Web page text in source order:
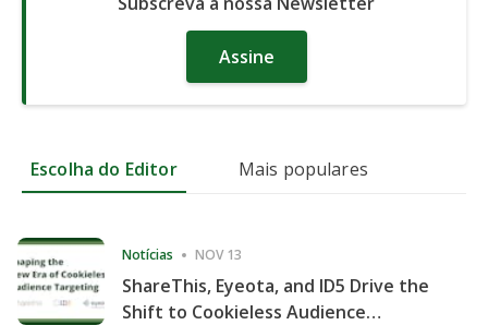
Assine
Escolha do Editor Mais populares
Notícias NOV 13
ShareThis, Eyeota, and ID5 Drive the
Shift to Cookieless Audience